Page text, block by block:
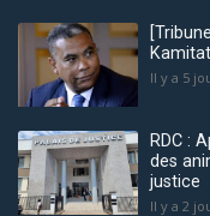
Il y a 5
RDC :
des
justice
Il y a 2